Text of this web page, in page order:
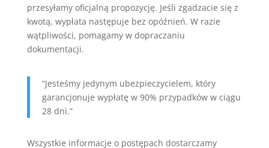
przesyłamy oficjalną propozycję. Jeśli zgadzacie się z
kwotą, wypłata następuje bez opóźnień. W razie
wątpliwości, pomagamy w dopraczaniu
dokumentacji.
“Jesteśmy jedynym ubezpieczycielem, który
garancjonuje wypłatę w 90% przypadków w ciągu
28 dni.”
Wszystkie informacje o postępach dostarczamy